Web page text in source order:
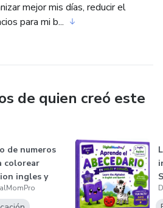
mejor mis días, reducir el
para mi b...
de quien creó este
de numeros
colorear
ingles y
Eng...